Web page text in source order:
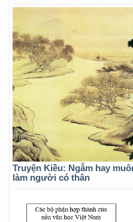
Truyện Kiều: Ngẫm hay
làm người có thân